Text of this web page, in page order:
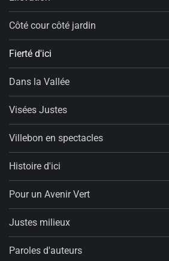
Côté cour côté jardin
Fierté d'ici
Dans la Vallée
Visées Justes
Villebon en spectacles
Histoire d'ici
Pour un Avenir Vert
Justes milieux
Paroles d'auteurs